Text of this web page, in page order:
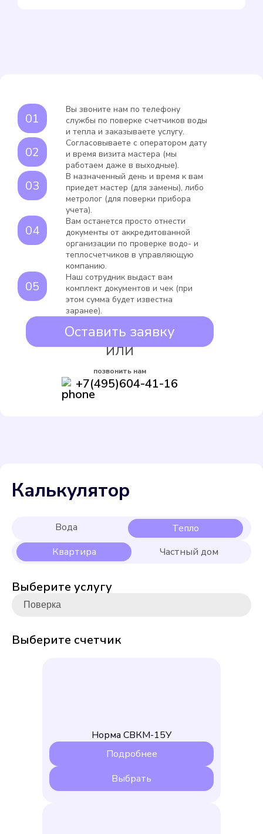
Вы звоните нам по телефону
службы по поверке счетчиков воды
и тепла и заказываете услугу.
Согласовываете с оператором дату
и время визита мастера (мы
работаем даже в выходные).
В назначенный день и время к вам
приедет мастер (для замены), либо
метролог (для поверки прибора
учета).
Вам останется просто отнести
документы от аккредитованной
организации по проверке водо- и
теплосчетчиков в управляющую
компанию.
Наш сотрудник выдаст вам
комплект документов и чек (при
этом сумма будет известна
заранее).
Оставить заявку
ИЛИ
позвонить нам
+7(495)604-41-16
Калькулятор
Выберите услугу
Выберите счетчик
Норма СВКМ-15У
Подробнее
Выбрать